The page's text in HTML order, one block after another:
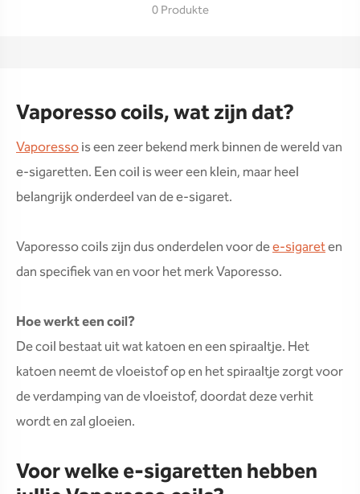
0 Produkte
Vaporesso coils, wat zijn dat?
Vaporessois een zeer bekend merk binnen de wereld van
e-sigaretten. Een coil is weer een klein, maar heel
belangrijk onderdeel van de e-sigaret.
Vaporesso coils zijn dus onderdelen voor dee-sigareten
dan specifiek van en voor het merk Vaporesso.
Hoe werkt een coil?
De coil bestaat uit wat katoen en een spiraaltje. Het
katoen neemt de vloeistof op en het spiraaltje zorgt voor
de verdamping van de vloeistof, doordat deze verhit
wordt en zal gloeien.
Voor welke e-sigaretten hebben